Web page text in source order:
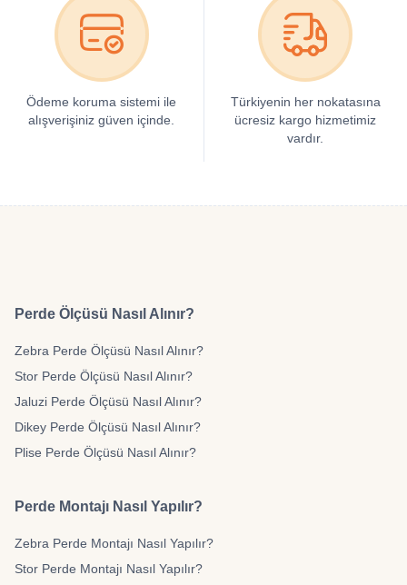
Ödeme koruma sistemi ile
alışverişiniz güven içinde.
Türkiyenin her nokatasına
ücresiz kargo hizmetimiz
vardır.
Perde Ölçüsü Nasıl Alınır?
Zebra Perde Ölçüsü Nasıl Alınır?
Stor Perde Ölçüsü Nasıl Alınır?
Jaluzi Perde Ölçüsü Nasıl Alınır?
Dikey Perde Ölçüsü Nasıl Alınır?
Plise Perde Ölçüsü Nasıl Alınır?
Perde Montajı Nasıl Yapılır?
Zebra Perde Montajı Nasıl Yapılır?
Stor Perde Montajı Nasıl Yapılır?